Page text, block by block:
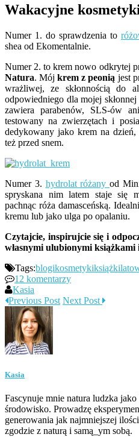
Wakacyjne
Numer 1. do sprawdzenia to
shea od Ekomentalnie.
Numer 2. to krem nowo odkrytej
Natura. Mójkrem z peonią jest
wrażliwej, ze skłonnością do
odpowiedniego dla mojej
zawiera parabenów, SLS-ów
testowany na zwierzętach i
dedykowany jako krem na
też przed snem.
Numer 3. hydrolat różany od
spryskana nim latem staje się
pachnąc róża damasceńską.
kremu lub jako ulga po opalaniu.
Czytajcie, inspirujcie się i
własnymi ulubionymi książkami
Tags:blogikosmetykiksiążkilato
12 komentarzy
Kasia
Previous Post Next Post
Kasia
Fascynuje mnie natura ludzka
środowisko. Prowadzę
generowania jak najmniejszej
zgodzie z naturą i samą_ym sobą.